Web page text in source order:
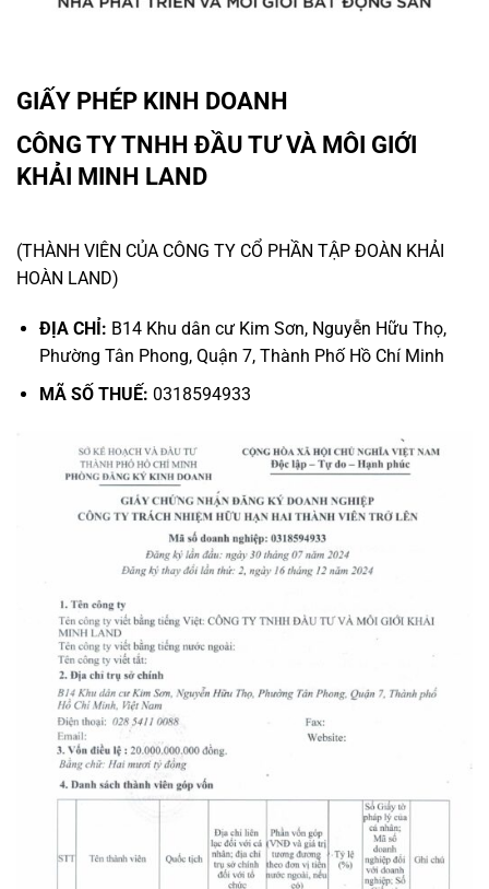
GIẤY PHÉP KINH DOANH
CÔNG TY TNHH ĐẦU TƯ VÀ MÔI GIỚI
KHẢI MINH LAND
(THÀNH VIÊN CỦA CÔNG TY CỔ PHẦN TẬP ĐOÀN KHẢI
HOÀN LAND)
ĐỊA CHỈ: B14 Khu dân cư Kim Sơn, Nguyễn Hữu Thọ,
Phường Tân Phong, Quận 7, Thành Phố Hồ Chí Minh
MÃ SỐ THUẾ: 0318594933